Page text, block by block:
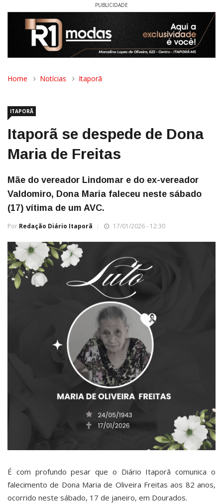
PUBLICIDADE
Home Notícias Itaporã
ITAPORÃ
Itaporã se despede de Dona
Maria de Freitas
Mãe do vereador Lindomar e do ex-vereador
Valdomiro, Dona Maria faleceu neste sábado
(17) vítima de um AVC.
Por Redação Diário Itaporã 17/01/2026 - 12:30
É com profundo pesar que o Diário Itaporã comunica o
falecimento de Dona Maria de Oliveira Freitas aos 82 anos,
ocorrido neste sábado, 17 de janeiro, em Dourados.